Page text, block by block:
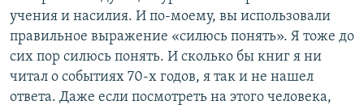
учения и насилия. И по-моему, вы использовали
правильное выражение «силюсь понять». Я тоже до
сих пор силюсь понять. И сколько бы книг я ни
читал о событиях 70-х годов, я так и не нашел
ответа. Даже если посмотреть на этого человека,